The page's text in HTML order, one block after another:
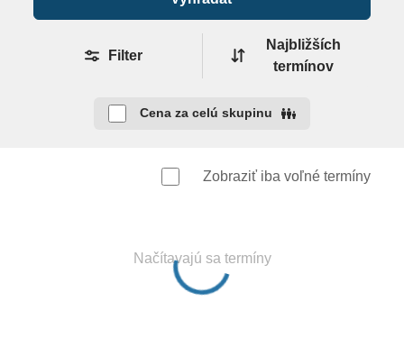
Celková cena zahŕňa
leteckú dopravu, 7x (resp. 10x, 11x, 14x ) ubytovanie,
stravovanie podľa typu kapacity, poistenie
insolventnosti, delegáta CK , servisné poplatky
(letiskové poplatky, bezpečnostná taxa, iné poplatky
– platí sa na mieste v ubytovacom
zariadení, zväčša prvý alebo posledný deň pobytu.
Filter
Najbližších
termínov
Cena za celú skupinu
Zobraziť iba voľné termíny
Načítavajú sa termíny